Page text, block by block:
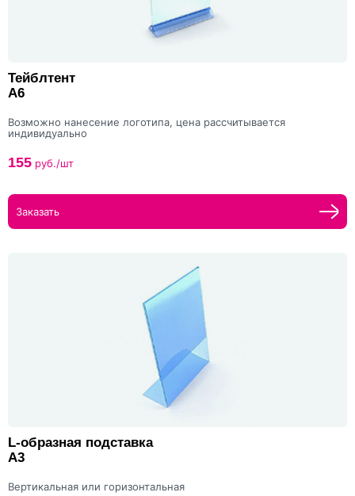
Тейблтент
А6
Возможно нанесение логотипа, цена рассчитывается
индивидуально
155 руб./шт
Заказать
L-образная подставка
А3
Вертикальная или горизонтальная